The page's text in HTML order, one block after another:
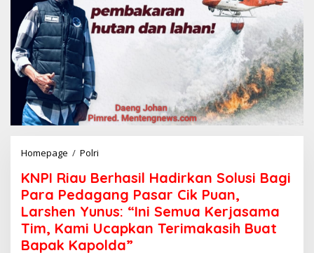
Homepage / Polri
P
I
R
i
a
u
KNPI Riau Berhasil Hadirkan Solusi Bagi
Para Pedagang Pasar Cik Puan,
Larshen Yunus: “Ini Semua Kerjasama
Tim, Kami Ucapkan Terimakasih Buat
Bapak Kapolda”